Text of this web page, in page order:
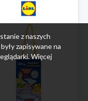
z naszych
zapisywane na
Więcej